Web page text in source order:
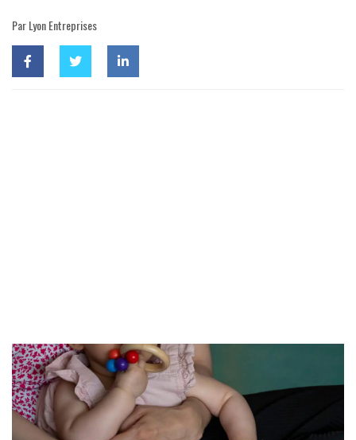
Par Lyon Entreprises